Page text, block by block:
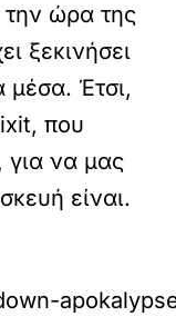
την ώρα της
ξεκινήσει
μέσα. Έτσι,
που
για να μας
είναι.